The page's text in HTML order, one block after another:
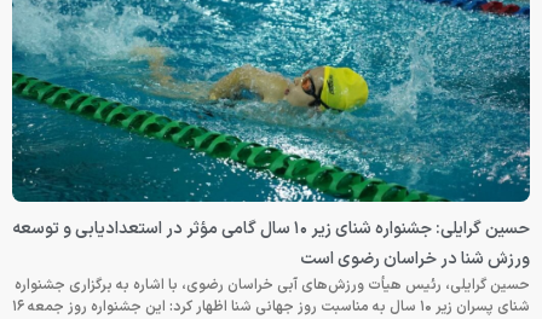
حسین گرایلی: جشنواره شنای زیر ۱۰ سال گامی مؤثر در استعدادیابی و توسعه
ورزش شنا در خراسان رضوی است
حسین گرایلی، رئیس هیأت ورزش‌های آبی خراسان رضوی، با اشاره به برگزاری جشنواره
شنای پسران زیر ۱۰ سال به مناسبت روز جهانی شنا اظهار کرد: این جشنواره روز جمعه‌ ۱۶